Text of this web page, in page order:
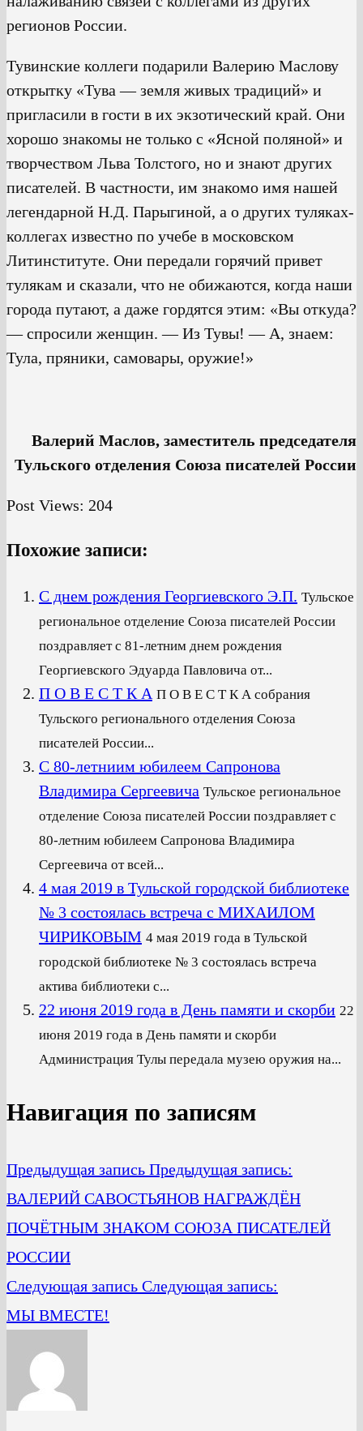
регионов России.
Тувинские коллеги подарили Валерию Маслову
открытку «Тува — земля живых традиций» и
пригласили в гости в их экзотический край. Они
хорошо знакомы не только с «Ясной поляной» и
творчеством Льва Толстого, но и знают других
писателей. В частности, им знакомо имя нашей
легендарной Н.Д. Парыгиной, а о других туляках-
коллегах известно по учебе в московском
Литинституте. Они передали горячий привет
тулякам и сказали, что не обижаются, когда наши
города путают, а даже гордятся этим: «Вы откуда?
— спросили женщин. — Из Тувы! — А, знаем:
Тула, пряники, самовары, оружие!»
Валерий Маслов, заместитель председателя
Тульского отделения Союза писателей России
Post Views: 204
Похожие записи:
С днем рождения Георгиевского Э.П. Тульское
региональное отделение Союза писателей России
поздравляет с 81-летним днем рождения
Георгиевского Эдуарда Павловича от...
П О В Е С Т К А П О В Е С Т К А собрания
Тульского регионального отделения Союза
писателей России...
С 80-летниим юбилеем Сапронова
Владимира Сергеевича Тульское региональное
отделение Союза писателей России поздравляет с
80-летним юбилеем Сапронова Владимира
Сергеевича от всей...
4 мая 2019 в Тульской городской библиотеке
№ 3 состоялась встреча с МИХАИЛОМ
ЧИРИКОВЫМ 4 мая 2019 года в Тульской
городской библиотеке № 3 состоялась встреча
актива библиотеки с...
22 июня 2019 года в День памяти и скорби 22
июня 2019 года в День памяти и скорби
Администрация Тулы передала музею оружия на...
Навигация по записям
Предыдущая запись Предыдущая запись:
ВАЛЕРИЙ САВОСТЬЯНОВ НАГРАЖДЁН
ПОЧЁТНЫМ ЗНАКОМ СОЮЗА ПИСАТЕЛЕЙ
РОССИИ
Следующая запись Следующая запись:
МЫ ВМЕСТЕ!